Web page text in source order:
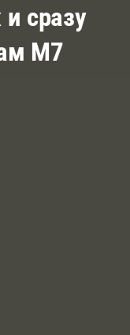
сразу
M7